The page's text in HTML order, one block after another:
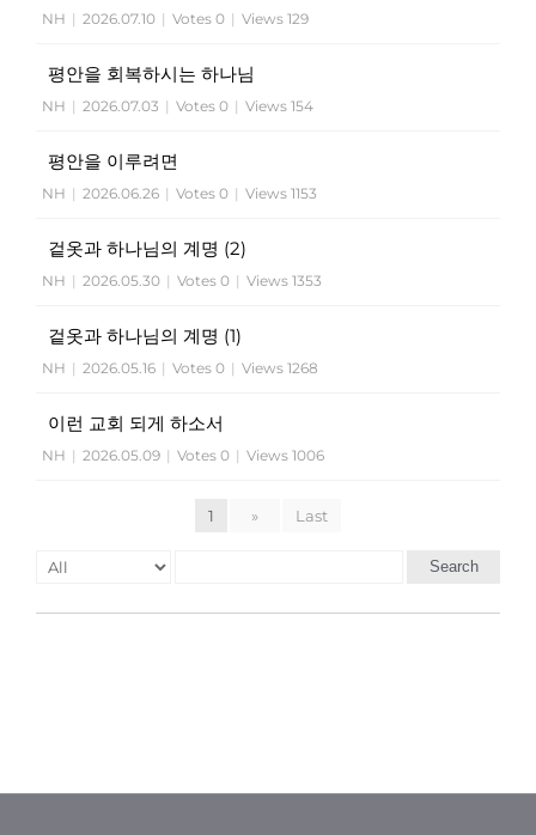
NH | 2026.07.10 | Votes 0 | Views 129
평안을 회복하시는 하나님
NH | 2026.07.03 | Votes 0 | Views 154
평안을 이루려면
NH | 2026.06.26 | Votes 0 | Views 1153
겉옷과 하나님의 계명 (2)
NH | 2026.05.30 | Votes 0 | Views 1353
겉옷과 하나님의 계명 (1)
NH | 2026.05.16 | Votes 0 | Views 1268
이런 교회 되게 하소서
NH | 2026.05.09 | Votes 0 | Views 1006
1 » Last
Search